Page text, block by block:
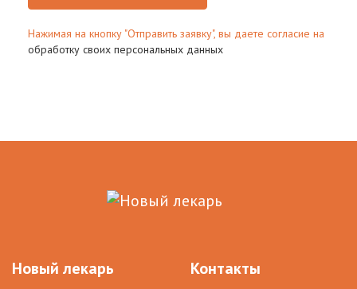
Нажимая на кнопку "Отправить заявку", вы даете согласие на
обработку своих персональных данных
Новый лекарь Контакты